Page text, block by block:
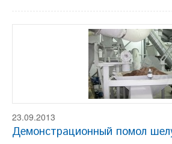
23.09.2013
Демонстрационный помол